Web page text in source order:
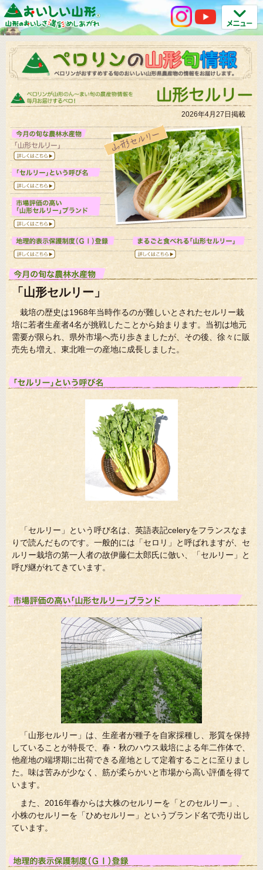
2026年4月27日掲載
「山形セルリー」
栽培の歴史は1968年当時作るのが難しいとされたセルリー栽
培に若者生産者4名が挑戦したことから始まります。当初は地元
需要が限られ、県外市場へ売り歩きましたが、その後、徐々に販
売先も増え、東北唯一の産地に成長しました。
「セルリー」という呼び名は、英語表記celeryをフランスなま
りで読んだものです。一般的には「セロリ」と呼ばれますが、セ
ルリー栽培の第一人者の故伊藤仁太郎氏に倣い、「セルリー」と
呼び継がれてきています。
「山形セルリー」は、生産者が種子を自家採種し、形質を保持
していることが特長で、春・秋のハウス栽培による年二作体で、
他産地の端堺期に出荷できる産地として定着することに至りまし
た。味は苦みが少なく、筋が柔らかいと市場から高い評価を得て
います。
また、2016年春からは大株のセルリーを「とのセルリー」、
小株のセルリーを「ひめセルリー」というブランド名で売り出し
ています。